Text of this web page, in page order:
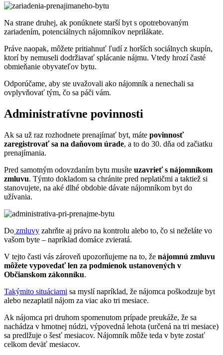
Na strane druhej, ak ponúknete starší byt s opotrebovaným
zariadením, potenciálnych nájomníkov neprilákate.
Práve naopak, môžete pritiahnuť ľudí z horších sociálnych skupín,
ktorí by nemuseli dodržiavať splácanie nájmu. Vtedy hrozí časté
obmieňanie obyvateľov bytu.
Odporúčame, aby ste uvažovali ako nájomník a nenechali sa
ovplyvňovať tým, čo sa páči vám.
Administratívne povinnosti
Ak sa už raz rozhodnete prenajímať byt, máte povinnosť
zaregistrovať sa na daňovom úrade, a to do 30. dňa od začiatku
prenajímania.
Pred samotným odovzdaním bytu musíte uzavrieť s nájomníkom
zmluvu. Týmto dokladom sa chránite pred neplatičmi a taktiež si
stanovujete, na aké dlhé obdobie dávate nájomníkom byt do
užívania.
Do zmluvy zahrňte aj právo na kontrolu alebo to, čo si neželáte vo
vašom byte – napríklad domáce zvieratá.
V tejto časti vás zároveň upozorňujeme na to, že nájomnú zmluvu
môžete vypovedať len za podmienok ustanovených v
Občianskom zákonníku.
Takýmito situáciami sa myslí napríklad, že nájomca poškodzuje byt
alebo nezaplatil nájom za viac ako tri mesiace.
Ak nájomca pri druhom spomenutom prípade preukáže, že sa
nachádza v hmotnej núdzi, výpovedná lehota (určená na tri mesiace)
sa predlžuje o šesť mesiacov. Nájomník môže teda v byte zostať
celkom deväť mesiacov.